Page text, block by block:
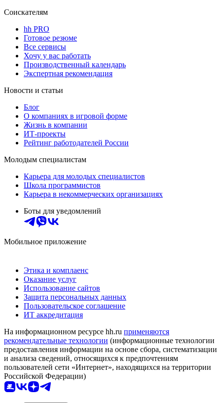
Соискателям
hh PRO
Готовое резюме
Все сервисы
Хочу у вас работать
Производственный календарь
Экспертная рекомендация
Новости и статьи
Блог
О компаниях в игровой форме
Жизнь в компании
ИТ-проекты
Рейтинг работодателей России
Молодым специалистам
Карьера для молодых специалистов
Школа программистов
Карьера в некоммерческих организациях
Боты для уведомлений
Мобильное приложение
Этика и комплаенс
Оказание услуг
Использование сайтов
Защита персональных данных
Пользовательское соглашение
ИТ аккредитация
На информационном ресурсе hh.ru применяются
рекомендательные технологии (информационные технологии
предоставления информации на основе сбора, систематизации
и анализа сведений, относящихся к предпочтениям
пользователей сети «Интернет», находящихся на территории
Российской Федерации)